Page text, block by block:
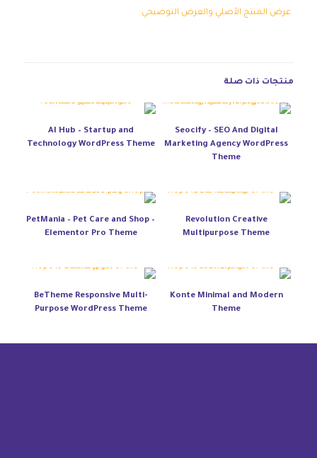
عرض المنتج الأصلي والعرض التوضيحي
منتجات ذات صلة
Seocify – SEO And Digital
Marketing Agency WordPress
Theme
AI Hub – Startup and
Technology WordPress Theme
Revolution Creative
Multipurpose Theme
PetMania – Pet Care and Shop –
Elementor Pro Theme
Konte Minimal and Modern
Theme
BeTheme Responsive Multi-
Purpose WordPress Theme